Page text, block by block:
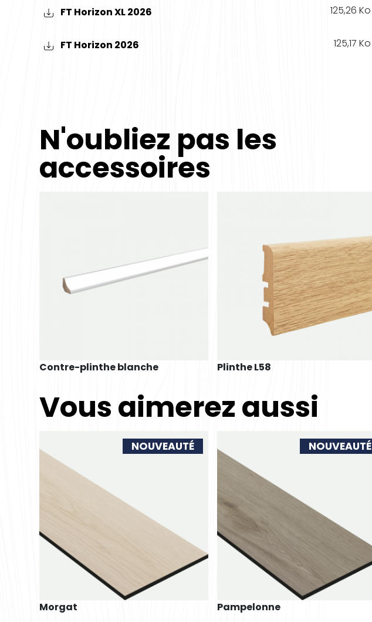
FT Horizon XL 2026 125,26 Ko
FT Horizon 2026 125,17 Ko
N'oubliez pas les
accessoires
Contre-plinthe blanche Plinthe L58
Vous aimerez aussi
NOUVEAUTÉ
Morgat
NOUVEAUTÉ
Pampelonne